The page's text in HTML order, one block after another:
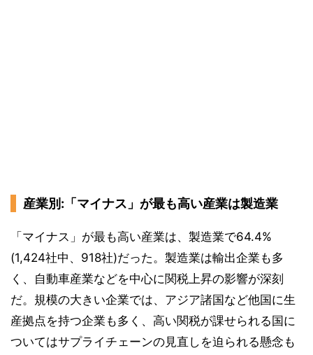
産業別:「マイナス」が最も高い産業は製造業
「マイナス」が最も高い産業は、製造業で64.4%
(1,424社中、918社)だった。製造業は輸出企業も多
く、自動車産業などを中心に関税上昇の影響が深刻
だ。規模の大きい企業では、アジア諸国など他国に生
産拠点を持つ企業も多く、高い関税が課せられる国に
ついてはサプライチェーンの見直しを迫られる懸念も